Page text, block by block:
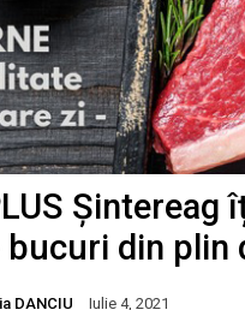
bucuri din plin
DANCIU Iulie 4, 2021